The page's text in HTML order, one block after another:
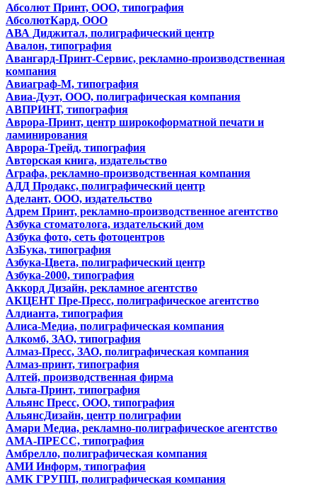
Абсолют Принт, ООО, типография
АбсолютКард, ООО
АВА Диджитал, полиграфический центр
Авалон, типография
Авангард-Принт-Сервис, рекламно-производственная
компания
Авиаграф-М, типография
Авиа-Дуэт, ООО, полиграфическая компания
АВПРИНТ, типография
Аврора-Принт, центр широкоформатной печати и
ламинирования
Аврора-Трейд, типография
Авторская книга, издательство
Аграфа, рекламно-производственная компания
АДД Продакс, полиграфический центр
Аделант, ООО, издательство
Адрем Принт, рекламно-производственное агентство
Азбука стоматолога, издательский дом
Азбука фото, сеть фотоцентров
АзБука, типография
Азбука-Цвета, полиграфический центр
Азбука-2000, типография
Аккорд Дизайн, рекламное агентство
АКЦЕНТ Пре-Пресс, полиграфическое агентство
Алдианта, типография
Алиса-Медиа, полиграфическая компания
Алкомб, ЗАО, типография
Алмаз-Пресс, ЗАО, полиграфическая компания
Алмаз-принт, типография
Алтей, производственная фирма
Альта-Принт, типография
Альянс Пресс, ООО, типография
АльянсДизайн, центр полиграфии
Амари Медиа, рекламно-полиграфическое агентство
АМА-ПРЕСС, типография
Амбрелло, полиграфическая компания
АМИ Информ, типография
АМК ГРУПП, полиграфическая компания